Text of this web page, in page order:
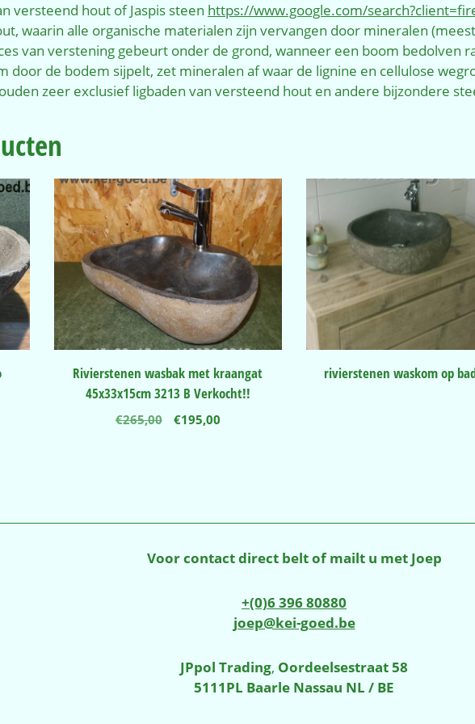
versteend hout of Jaspis steen https://www.google.com/
waarin alle organische materialen zijn vervangen door mineralen
van verstening gebeurt onder de grond, wanneer een boom bedolven
door de bodem sijpelt, zet mineralen af waar de lignine en cellulose
zeer exclusief ligbaden van versteend hout en andere bijzondere
Rivierstenen wasbak met kraangat
45x33x15cm 3213 B Verkocht!!
€265,00
Oorspronkelijke
€195,00Huidige
rivierstenen waskom op
Voor contact direct belt of mailt u met Joep
+(0)6 396 80880
joep@kei-goed.be
JPpol Trading, Oordeelsestraat 58
5111PL Baarle Nassau NL / BE